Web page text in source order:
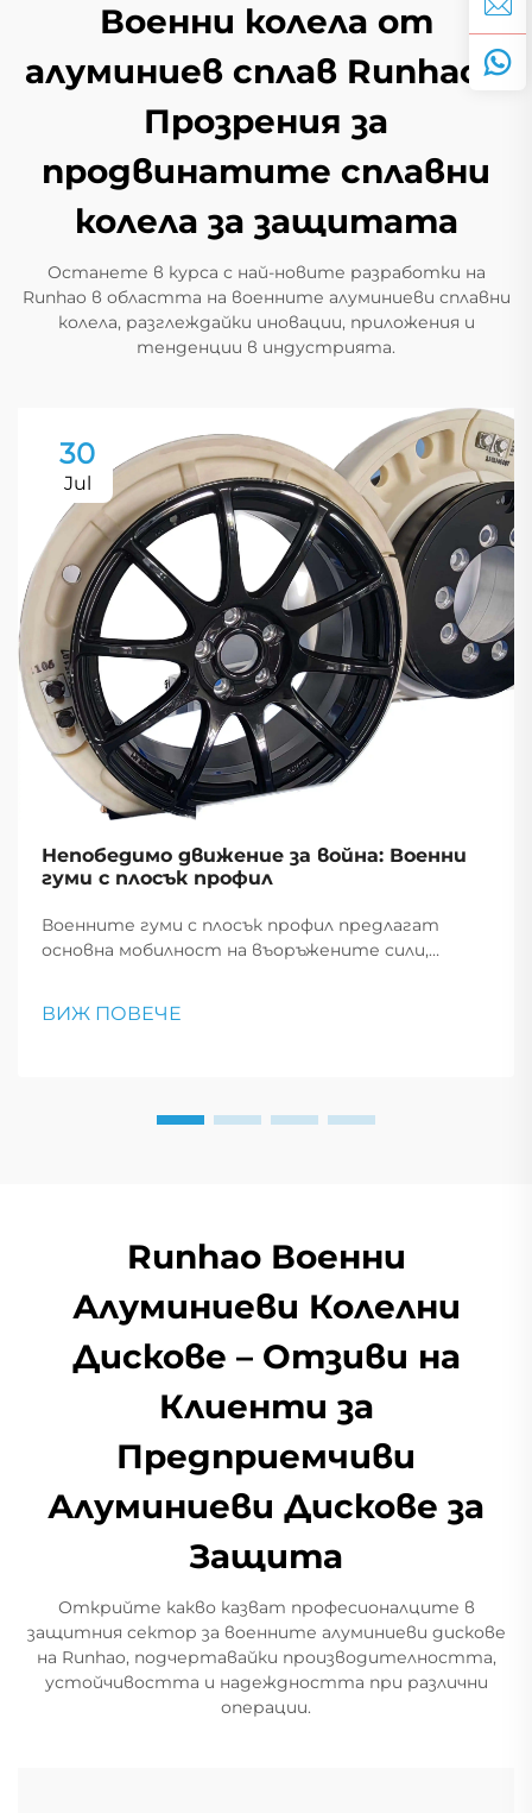
Военни колела от
алуминиев сплав Runhao –
Прозрения за
продвинатите сплавни
колела за защитата
Останете в курса с най-новите разработки на
Runhao в областта на военните алуминиеви сплавни
колела, разглеждайки иновации, приложения и
тенденции в индустрията.
30
Jul
Непобедимо движение за война: Военни
гуми с плосък профил
Военните гуми с плосък профил предлагат
основна мобилност на въоръжените сили,
от съществено значение за тактически
ВИЖ ПОВЕЧЕ
Runhao Военни
Алуминиеви Колелни
Дискове – Отзиви на
Клиенти за
Предприемчиви
Алуминиеви Дискове за
Защита
Открийте какво казват професионалците в
защитния сектор за военните алуминиеви дискове
на Runhao, подчертавайки производителността,
устойчивостта и надеждността при различни
операции.